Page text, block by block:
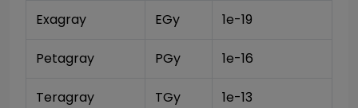
Exagray EGy 1e-19
Petagray PGy 1e-16
Teragray TGy 1e-13